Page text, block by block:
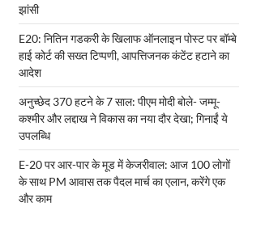
झांसी
E20: नितिन गडकरी के खिलाफ ऑनलाइन पोस्ट पर बॉम्बे
हाई कोर्ट की सख्त टिप्पणी, आपत्तिजनक कंटेंट हटाने का
आदेश
अनुच्छेद 370 हटने के 7 साल: पीएम मोदी बोले- जम्मू-
कश्मीर और लद्दाख ने विकास का नया दौर देखा; गिनाईं ये
उपलब्धि
E-20 पर आर-पार के मूड में केजरीवाल: आज 100 लोगों
के साथ PM आवास तक पैदल मार्च का एलान, करेंगे एक
और काम